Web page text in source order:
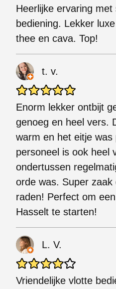
Heerlijke ervaring
bediening. Lekker
thee en cava. Top!
t. v.
Enorm lekker ontbijt
genoeg en heel vers.
warm en het eitje
personeel is ook heel
ondertussen
orde was. Super
raden! Perfect om
Hasselt te starten!
L. V.
Vriendelijke vlotte